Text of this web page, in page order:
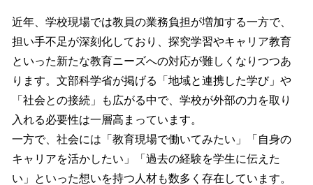
近年、学校現場では教員の業務負担が増加する一方で、
担い手不足が深刻化しており、探究学習やキャリア教育
といった新たな教育ニーズへの対応が難しくなりつつあ
ります。文部科学省が掲げる「地域と連携した学び」や
「社会との接続」も広がる中で、学校が外部の力を取り
入れる必要性は一層高まっています。
一方で、社会には「教育現場で働いてみたい」「自身の
キャリアを活かしたい」「過去の経験を学生に伝えた
い」といった想いを持つ人材も数多く存在しています。